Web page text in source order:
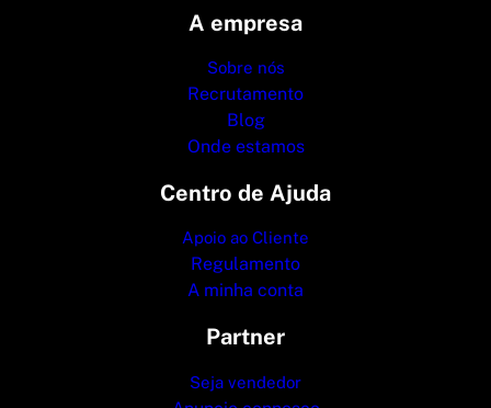
A empresa
Sobre nós
Recrutamento
Blog
Onde estamos
Centro de Ajuda
Apoio ao Cliente
Regulamento
A minha conta
Partner
Seja vendedor